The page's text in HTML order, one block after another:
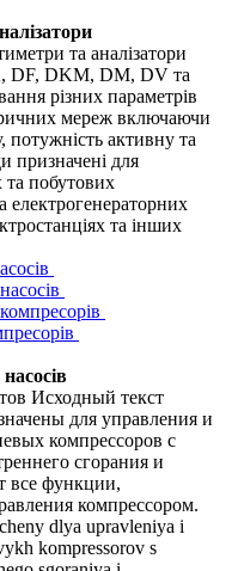
та аналізатори
DF, DKM, DM, DV та
різних параметрів
мереж включаючи
потужність активну та
призначені для
побутових
електрогенераторних
та інших
Исходный текст
для управления и
компрессоров с
сгорания и
все функции,
компрессором.
dlya upravleniya i
kompressorov s